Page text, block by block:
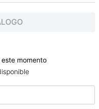
momento